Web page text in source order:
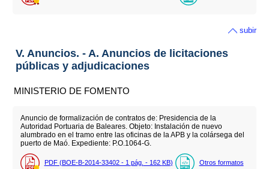
subir
V. Anuncios. - A. Anuncios de licitaciones
públicas y adjudicaciones
MINISTERIO DE FOMENTO
Anuncio de formalización de contratos de: Presidencia de la
Autoridad Portuaria de Baleares. Objeto: Instalación de nuevo
alumbrado en el tramo entre las oficinas de la APB y la colársega del
puerto de Maó. Expediente: P.O.1064-G.
PDF (BOE-B-2014-33402 - 1 pág. - 162 KB) Otros formatos